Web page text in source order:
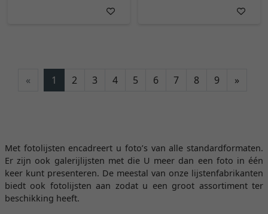
« 1 2 3 4 5 6 7 8 9 »
Met fotolijsten encadreert u foto’s van alle standardformaten.
Er zijn ook galerijlijsten met die U meer dan een foto in één
keer kunt presenteren. De meestal van onze lijstenfabrikanten
biedt ook fotolijsten aan zodat u een groot assortiment ter
beschikking heeft.